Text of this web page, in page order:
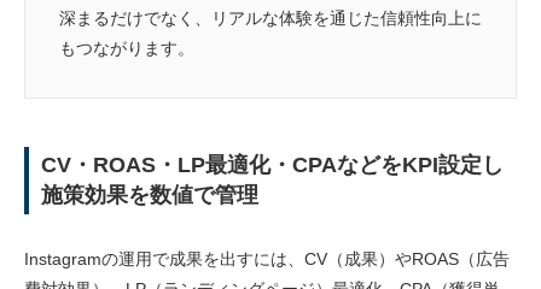
深まるだけでなく、リアルな体験を通じた信頼性向上に
もつながります。
CV・ROAS・LP最適化・CPAなどをKPI設定し
施策効果を数値で管理
Instagramの運用で成果を出すには、CV（成果）やROAS（広告